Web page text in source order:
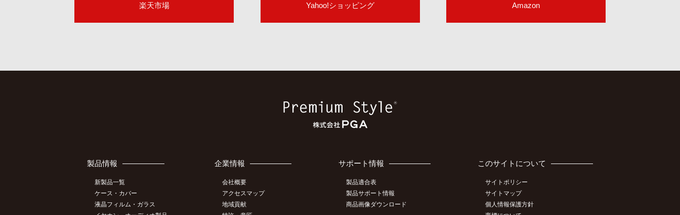
楽天市場 Yahoo!ショッピング Amazon
製品情報
新製品一覧
ケース・カバー
液晶フィルム・ガラス
企業情報
会社概要
アクセスマップ
地域貢献
サポート情報
製品適合表
製品サポート情報
商品画像ダウンロード
このサイトについて
サイトポリシー
サイトマップ
個人情報保護方針